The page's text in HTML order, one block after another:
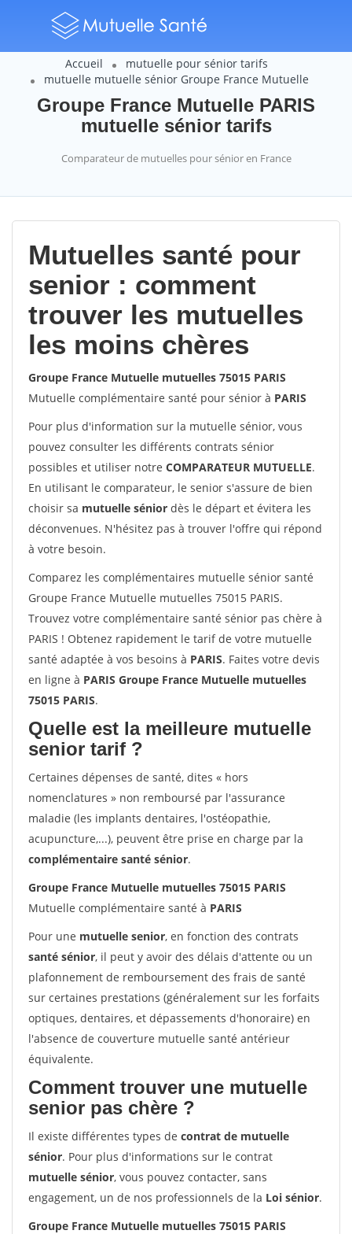
Accueil
mutuelle pour sénior tarifs
mutuelle mutuelle sénior Groupe France Mutuelle
Groupe France Mutuelle PARIS
mutuelle sénior tarifs
Comparateur de mutuelles pour sénior en France
Mutuelles santé pour
senior : comment
trouver les mutuelles
les moins chères
Groupe France Mutuelle mutuelles 75015 PARIS
Mutuelle complémentaire santé pour sénior à PARIS
Pour plus d'information sur la mutuelle sénior, vous
pouvez consulter les différents contrats sénior
possibles et utiliser notre COMPARATEUR MUTUELLE.
En utilisant le comparateur, le senior s'assure de bien
choisir sa mutuelle sénior dès le départ et évitera les
déconvenues. N'hésitez pas à trouver l'offre qui répond
à votre besoin.
Comparez les complémentaires mutuelle sénior santé
Groupe France Mutuelle mutuelles 75015 PARIS.
Trouvez votre complémentaire santé sénior pas chère à
PARIS ! Obtenez rapidement le tarif de votre mutuelle
santé adaptée à vos besoins à PARIS. Faites votre devis
en ligne à PARIS Groupe France Mutuelle mutuelles
75015 PARIS.
Quelle est la meilleure mutuelle
senior tarif ?
Certaines dépenses de santé, dites « hors
nomenclatures » non remboursé par l'assurance
maladie (les implants dentaires, l'ostéopathie,
acupuncture,...), peuvent être prise en charge par la
complémentaire santé sénior.
Groupe France Mutuelle mutuelles 75015 PARIS
Mutuelle complémentaire santé à PARIS
Pour une mutuelle senior, en fonction des contrats
santé sénior, il peut y avoir des délais d'attente ou un
plafonnement de remboursement des frais de santé
sur certaines prestations (généralement sur les forfaits
optiques, dentaires, et dépassements d'honoraire) en
l'absence de couverture mutuelle santé antérieur
équivalente.
Comment trouver une mutuelle
senior pas chère ?
Il existe différentes types de contrat de mutuelle
sénior. Pour plus d'informations sur le contrat
mutuelle sénior, vous pouvez contacter, sans
engagement, un de nos professionnels de la Loi sénior.
Groupe France Mutuelle mutuelles 75015 PARIS